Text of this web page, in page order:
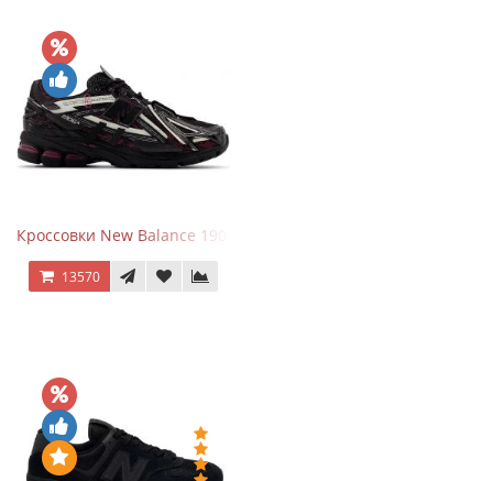
Кроссовки New Balance 1906A Dragon Berry
13570